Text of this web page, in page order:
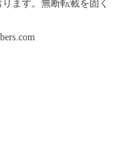
ます。無断転載を固く